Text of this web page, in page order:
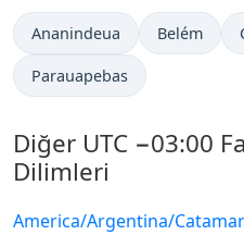
Ananindeua Belém
Parauapebas
Diğer UTC −03:00
Dilimleri
America/Argentina/